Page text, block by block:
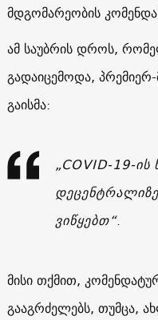
მდგომარეობის
ამ საუბრის დროს,
გადაიცემოდა,
გაისმა:
„COVID-19-ის
ვიწყებთ“.
მისი თქმით,
გააგრძელებს, თუმცა,